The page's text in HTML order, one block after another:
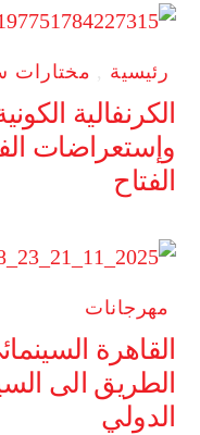
رئيسية , مختارات
الكرنفالية
وإستعراضات
الفتاح
مهرجانات
القاهرة
الطريق الى
الدولي